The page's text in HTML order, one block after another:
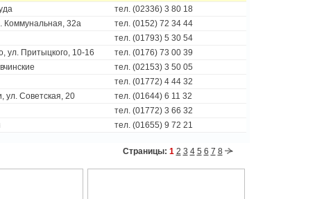
тел. (02336) 3 80 18
Коммунальная, 32а
тел. (0152) 72 34 44
тел. (01793) 5 30 54
ул. Притыцкого, 10-16
тел. (0176) 73 00 39
тел. (02153) 3 50 05
тел. (01772) 4 44 32
ул. Советская, 20
тел. (01644) 6 11 32
тел. (01772) 3 66 32
тел. (01655) 9 72 21
Страницы: 1 2 3 4 5 6 7 8